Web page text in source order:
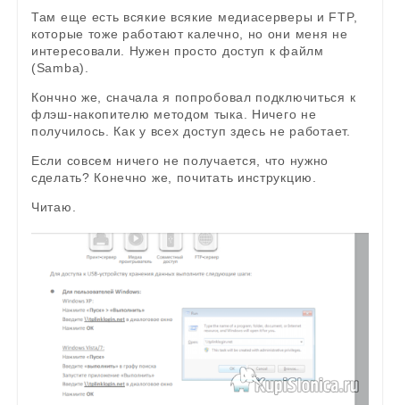
Там еще есть всякие всякие медиасерверы и FTP,
которые тоже работают калечно, но они меня не
интересовали. Нужен просто доступ к файлм
(Samba).
Кончно же, сначала я попробовал подключиться к
флэш-накопителю методом тыка. Ничего не
получилось. Как у всех доступ здесь не работает.
Если совсем ничего не получается, что нужно
сделать? Конечно же, почитать инструкцию.
Читаю.